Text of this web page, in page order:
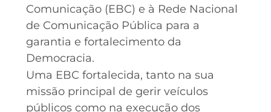
Comunicação (EBC) e à Rede Nacional
de Comunicação Pública para a
garantia e fortalecimento da
Democracia.
Uma EBC fortalecida, tanto na sua
missão principal de gerir veículos
públicos como na execução dos